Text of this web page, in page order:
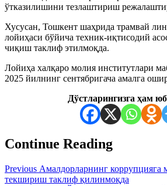
ўтказилишини тезлаштириш
Хусусан, Тошкент шаҳрида трамвай
лойиҳаси бўйича техник-иқтисодий
чиқиш таклиф этилмоқда.
Лойиҳа халқаро молия институтлари
2025 йилнинг сентябригача амалга
Дўстларингизга ҳам
Continue Reading
Previous Амалдорларнинг коррупцияга
текшириш таклиф қилинмоқда